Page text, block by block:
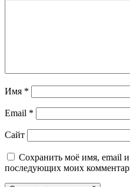
Имя *
Email *
Сайт
Сохранить моё имя, email и
последующих моих